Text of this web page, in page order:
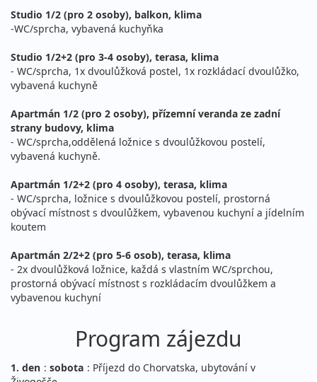
Studio 1/2 (pro 2 osoby), balkon, klima
-WC/sprcha, vybavená kuchyňka
Studio 1/2+2 (pro 3-4 osoby), terasa, klima
- WC/sprcha, 1x dvoulůžková postel, 1x rozkládací dvoulůžko,
vybavená kuchyně
Apartmán 1/2 (pro 2 osoby), přízemní veranda ze zadní
strany budovy, klima
- WC/sprcha,oddělená ložnice s dvoulůžkovou postelí,
vybavená kuchyně.
Apartmán 1/2+2 (pro 4 osoby), terasa, klima
- WC/sprcha, ložnice s dvoulůžkovou postelí, prostorná
obývací místnost s dvoulůžkem, vybavenou kuchyní a jídelním
koutem
Apartmán 2/2+2 (pro 5-6 osob), terasa, klima
- 2x dvoulůžková ložnice, každá s vlastním WC/sprchou,
prostorná obývací místnost s rozkládacím dvoulůžkem a
vybavenou kuchyní
Program zájezdu
1. den : sobota : Příjezd do Chorvatska, ubytování v